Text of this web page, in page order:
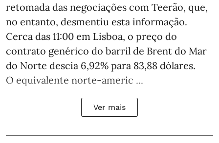
retomada das negociações com Teerão, que,
no entanto, desmentiu esta informação.
Cerca das 11:00 em Lisboa, o preço do
contrato genérico do barril de Brent do Mar
do Norte descia 6,92% para 83,88 dólares.
O equivalente norte-americ ...
Ver mais